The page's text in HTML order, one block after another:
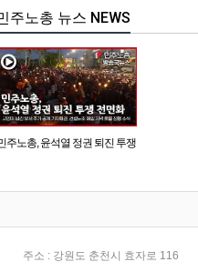
주노총 뉴스 NEWS
주노총, 윤석열 정권 퇴진 투쟁
주소 : 강원도 춘천시 효자로 116